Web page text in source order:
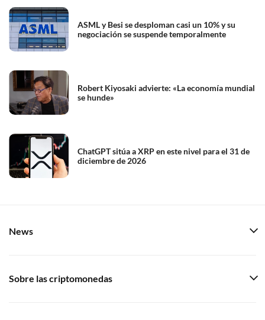
ASML y Besi se desploman casi un 10% y su
negociación se suspende temporalmente
Robert Kiyosaki advierte: «La economía mundial
se hunde»
ChatGPT sitúa a XRP en este nivel para el 31 de
diciembre de 2026
News
Sobre las criptomonedas